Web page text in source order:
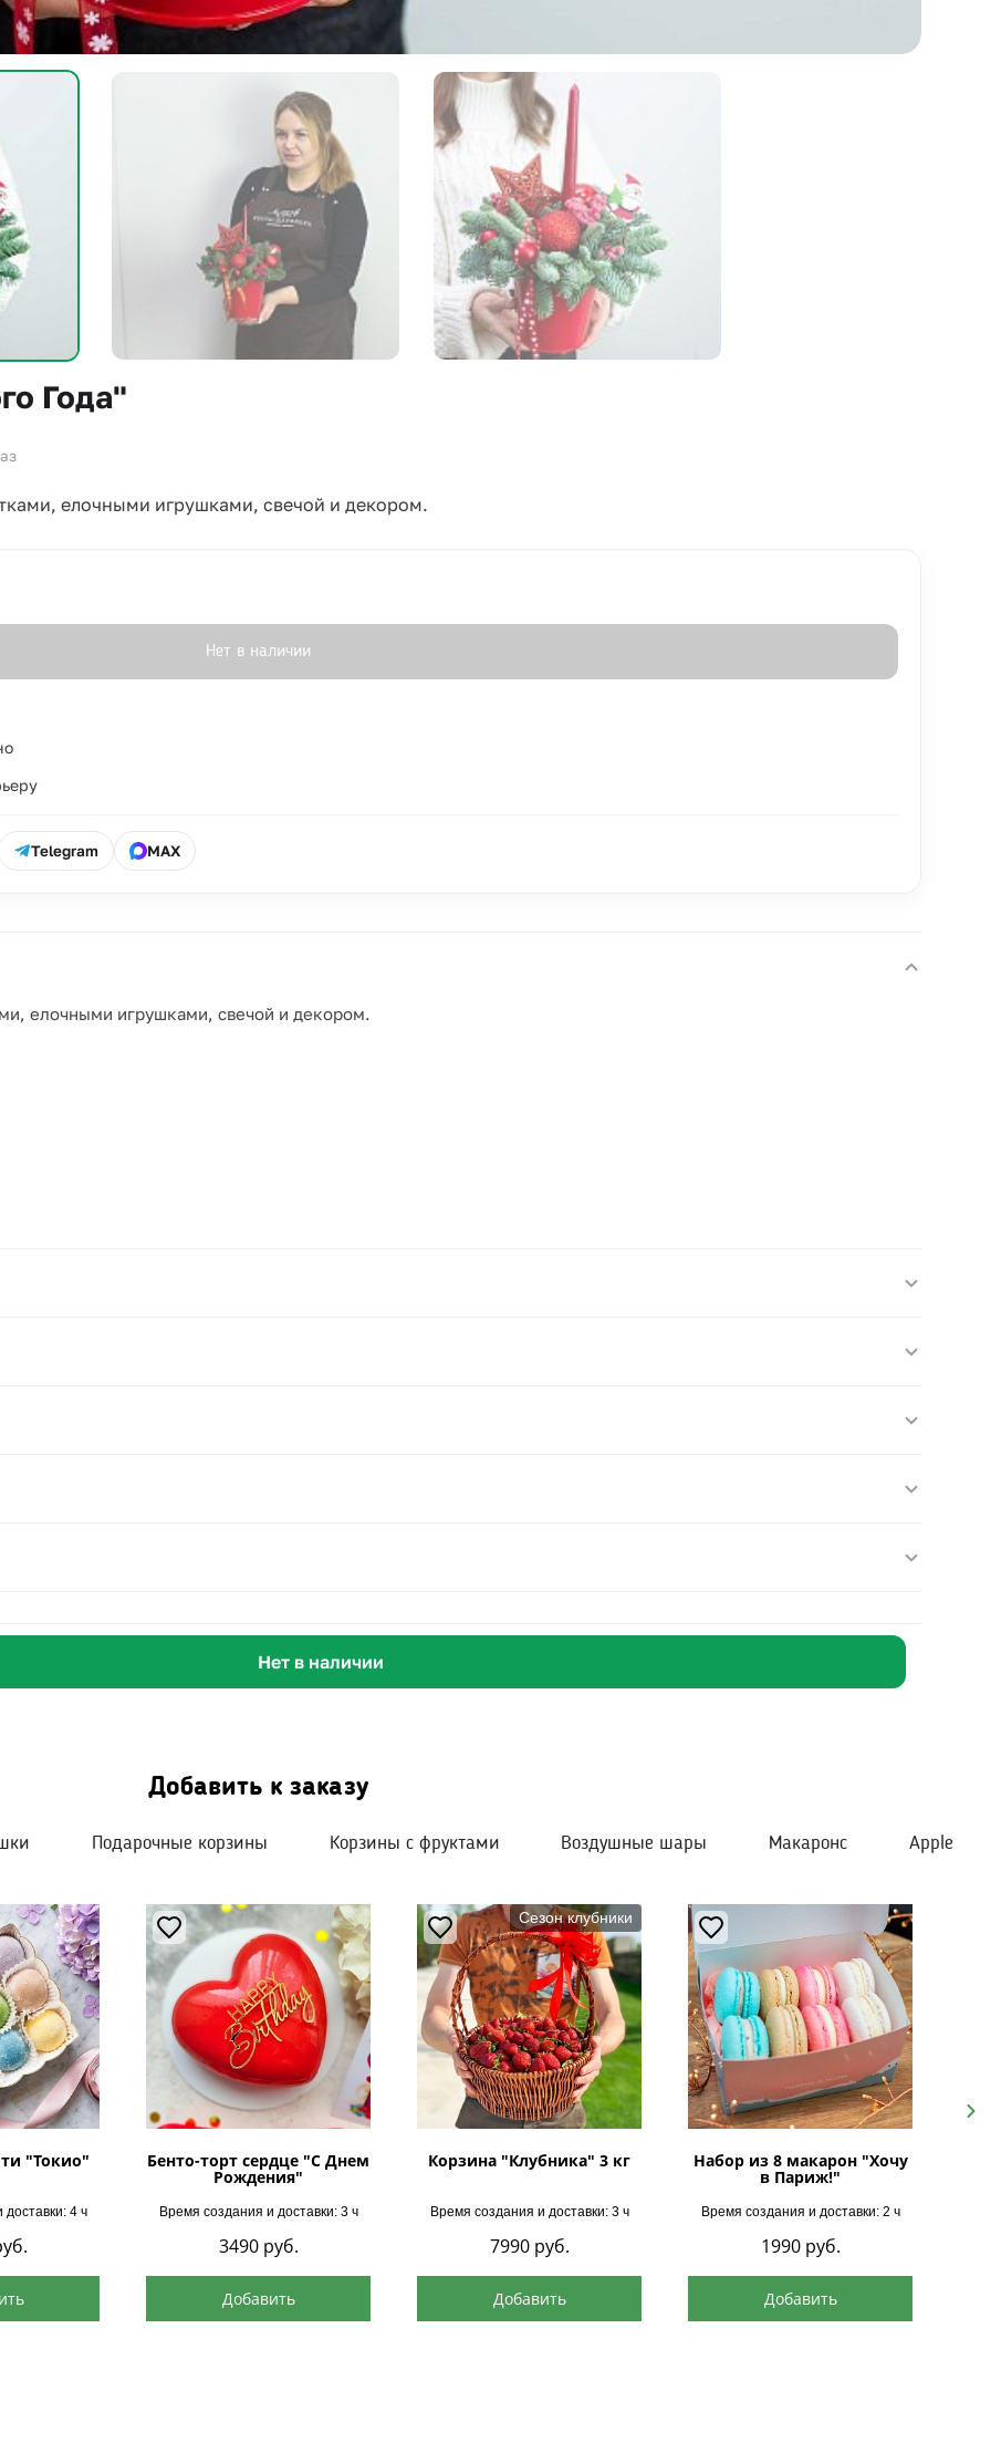
Года"
елочными игрушками, свечой и декором.
Нет в наличии
Telegram MAX
елочными игрушками, свечой и декором.
Нет в наличии
Добавить к заказу
Подарочные корзины Корзины с фруктами Воздушные шары Макаронс Apple
"Токио"
4 ч
Бенто-торт сердце "С Днем
Рождения"
Время создания и доставки: 3 ч
3490 руб.
Добавить
Сезон клубники
Корзина "Клубника" 3 кг
Время создания и доставки: 3 ч
7990 руб.
Добавить
Набор из 8 макарон "Хочу
в Париж!"
Время создания и доставки: 2 ч
1990 руб.
Добавить
Next